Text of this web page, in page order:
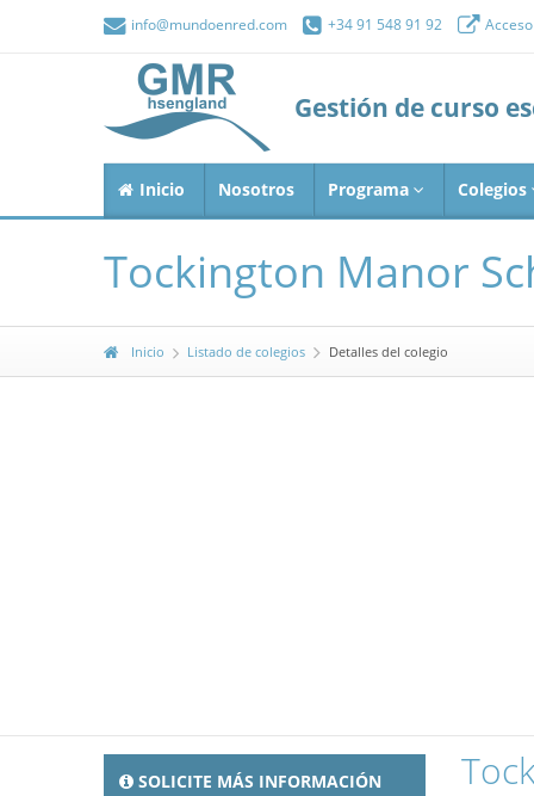
info@mundoenred.com +34 91 548 91 92
Gestión de curso
Inicio Nosotros Programa Colegios
Tockington Manor
Inicio Listado de colegios Detalles del colegio
SOLICITE MÁS INFORMACIÓN